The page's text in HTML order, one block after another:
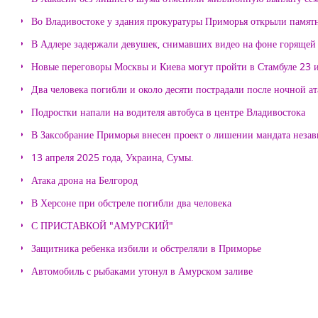
Во Владивостоке у здания прокуратуры Приморья открыли
В Адлере задержали девушек, снимавших видео на фоне горящей
Новые переговоры Москвы и Киева могут пройти в Стамбуле 23
Два человека погибли и около десяти пострадали после ночной
Подростки напали на водителя автобуса в центре Владивостока
В Заксобрание Приморья внесен проект о лишении мандата
13 апреля 2025 года, Украина, Сумы.
Атака дрона на Белгород
В Херсоне при обстреле погибли два человека
С ПРИСТАВКОЙ "АМУРСКИЙ"
Защитника ребенка избили и обстреляли в Приморье
Автомобиль с рыбаками утонул в Амурском заливе